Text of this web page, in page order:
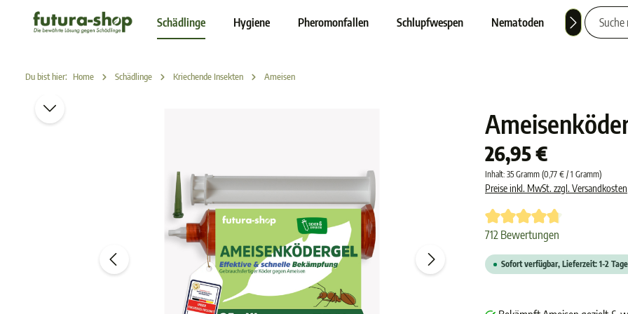
springen Schädlinge Hygiene Pheromonfallen Schlupfwespen Nematoden Nützlinge
Du bist hier: Home Schädlinge Kriechende Insekten Ameisen
26,95 €
Inhalt: 35 Gramm (0,77 € / 1 Gramm)
Preise inkl. MwSt. zzgl. Versandkosten
Durchschnittliche Bewertung von
712 Bewertungen
Sofort verfügbar, Lieferzeit: 1-2 Tage